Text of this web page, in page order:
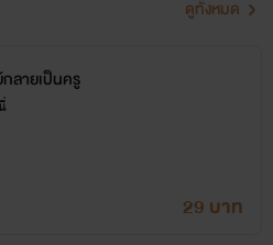
ดูทั้งหมด
ลายเป็นครู
29 บาท